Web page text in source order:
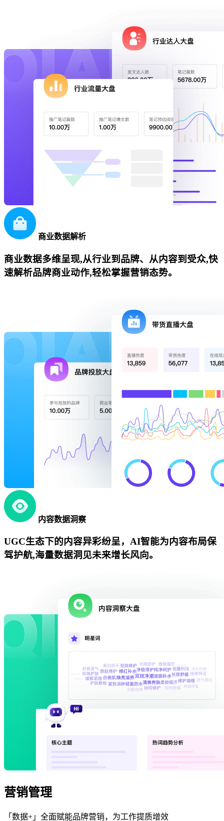
商业数据解析
商业数据多维呈现,从行业到品牌、从内容到受众,快
速解析品牌商业动作,轻松掌握营销态势。
内容数据洞察
UGC生态下的内容异彩纷呈，AI智能为内容布局保
驾护航,海量数据洞见未来增长风向。
营销管理
「数据+」全面赋能品牌营销，为工作提质增效